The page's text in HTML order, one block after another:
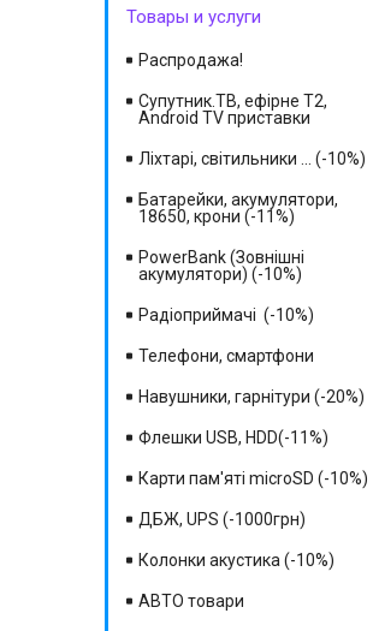
Товары и услуги
Распродажа!
Супутник.ТВ, ефірне Т2,
Android TV приставки
Ліхтарі, світильники ... (-10%)
Батарейки, акумулятори,
18650, крони (-11%)
PowerBank (Зовнішні
акумулятори) (-10%)
Радіоприймачі (-10%)
Телефони, смартфони
Навушники, гарнітури (-20%)
Флешки USB, HDD(-11%)
Карти пам'яті microSD (-10%)
ДБЖ, UPS (-1000грн)
Колонки акустика (-10%)
АВТО товари